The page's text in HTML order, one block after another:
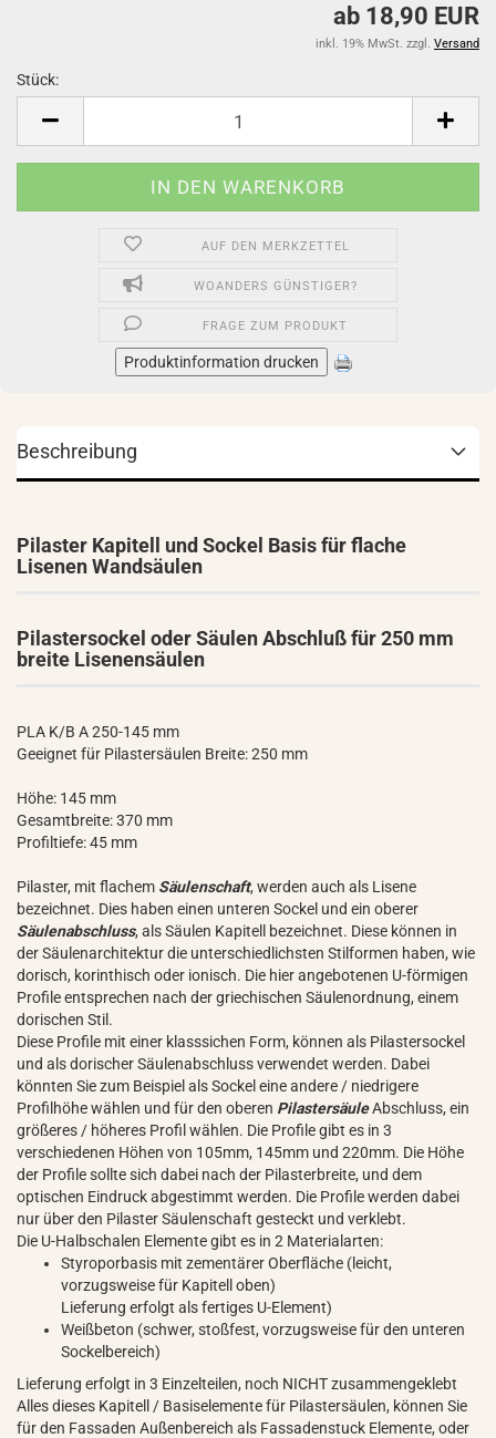
ab 18,90 EUR
inkl. 19% MwSt. zzgl. Versand
Stück:
AUF DEN MERKZETTEL
WOANDERS GÜNSTIGER?
FRAGE ZUM PRODUKT
Produktinformation drucken
Beschreibung
Pilaster Kapitell und Sockel Basis für flache
Lisenen Wandsäulen
Pilastersockel oder Säulen Abschluß für 250 mm
breite Lisenensäulen
PLA K/B A 250-145 mm
Geeignet für Pilastersäulen Breite: 250 mm
Höhe: 145 mm
Gesamtbreite: 370 mm
Profiltiefe: 45 mm
Pilaster, mit flachem Säulenschaft, werden auch als Lisene
bezeichnet. Dies haben einen unteren Sockel und ein oberer
Säulenabschluss, als Säulen Kapitell bezeichnet. Diese können in
der Säulenarchitektur die unterschiedlichsten Stilformen haben, wie
dorisch, korinthisch oder ionisch. Die hier angebotenen U-förmigen
Profile entsprechen nach der griechischen Säulenordnung, einem
dorischen Stil.
Diese Profile mit einer klasssichen Form, können als Pilastersockel
und als dorischer Säulenabschluss verwendet werden. Dabei
könnten Sie zum Beispiel als Sockel eine andere / niedrigere
Profilhöhe wählen und für den oberen PilastersäuleAbschluss, ein
größeres / höheres Profil wählen. Die Profile gibt es in 3
verschiedenen Höhen von 105mm, 145mm und 220mm. Die Höhe
der Profile sollte sich dabei nach der Pilasterbreite, und dem
optischen Eindruck abgestimmt werden. Die Profile werden dabei
nur über den Pilaster Säulenschaft gesteckt und verklebt.
Die U-Halbschalen Elemente gibt es in 2 Materialarten:
Styroporbasis mit zementärer Oberfläche (leicht,
vorzugsweise für Kapitell oben)
Lieferung erfolgt als fertiges U-Element)
Weißbeton (schwer, stoßfest, vorzugsweise für den unteren
Sockelbereich)
Lieferung erfolgt in 3 Einzelteilen, noch NICHT zusammengeklebt
Alles dieses Kapitell / Basiselemente für Pilastersäulen, können Sie
für den Fassaden Außenbereich als Fassadenstuck Elemente, oder